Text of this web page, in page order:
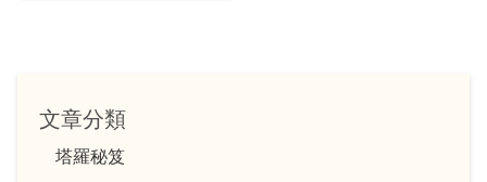
文章分類
塔羅秘笈